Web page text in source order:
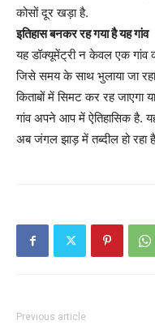
कोसों दूर खड़ा है.
इतिहास बनकर रह गया है यह गांव
यह डॉक्यूमेंट्री न केवल एक गांव
जिसे समय के साथ भुलाया जा
किताबों में सिमट कर रह जाएगा
गांव अपने आप में ऐतिहासिक है.
अब जंगल झाड़ में तब्दील हो
Previous article